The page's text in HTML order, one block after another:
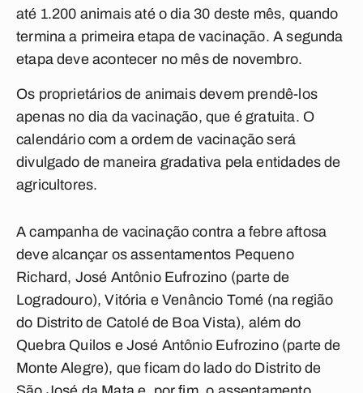
até 1.200 animais até o dia 30 deste mês, quando
termina a primeira etapa de vacinação. A segunda
etapa deve acontecer no mês de novembro.
Os proprietários de animais devem prendê-los
apenas no dia da vacinação, que é gratuita. O
calendário com a ordem de vacinação será
divulgado de maneira gradativa pela entidades de
agricultores.
A campanha de vacinação contra a febre aftosa
deve alcançar os assentamentos Pequeno
Richard, José Antônio Eufrozino (parte de
Logradouro), Vitória e Venâncio Tomé (na região
do Distrito de Catolé de Boa Vista), além do
Quebra Quilos e José Antônio Eufrozino (parte de
Monte Alegre), que ficam do lado do Distrito de